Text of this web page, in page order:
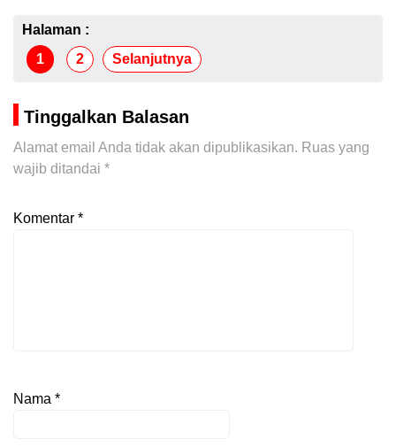
Halaman :
1
2 Selanjutnya
Tinggalkan Balasan
Alamat email Anda tidak akan dipublikasikan. Ruas yang
wajib ditandai *
Komentar *
Nama *